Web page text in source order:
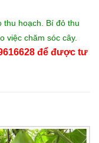
thu hoạch. Bí đỏ thu
việc chăm sóc cây.
để được tư